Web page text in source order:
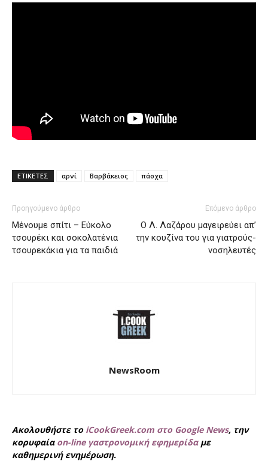
ΕΤΙΚΕΤΕΣ αρνί Βαρβάκειος πάσχα
Προηγούμενο άρθρο
Μένουμε σπίτι – Εύκολο
τσουρέκι και σοκολατένια
τσουρεκάκια για τα παιδιά
Επόμενο άρθρο
Ο Λ. Λαζάρου μαγειρεύει απ’
την κουζίνα του για γιατρούς-
νοσηλευτές
NewsRoom
Ακολουθήστε το iCookGreek.com στο Google News, την
κορυφαία on-line γαστρονομική εφημερίδαμε
καθημερινή ενημέρωση.